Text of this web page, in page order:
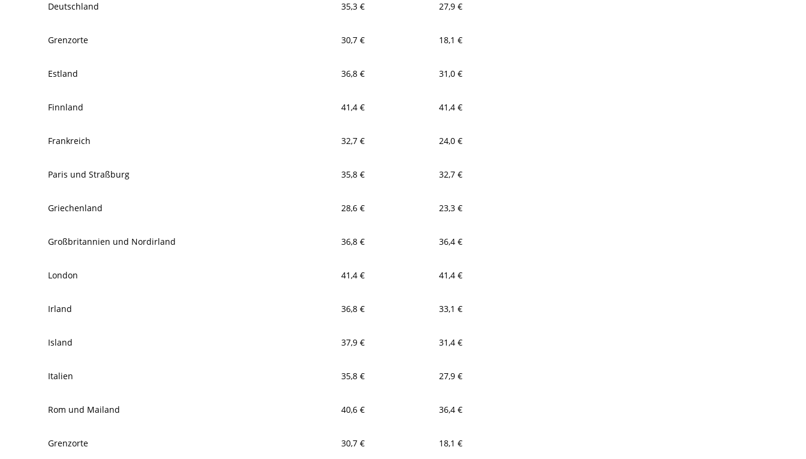
Deutschland 35,3 € 27,9 €
Grenzorte 30,7 € 18,1 €
Estland 36,8 € 31,0 €
Finnland 41,4 € 41,4 €
Frankreich 32,7 € 24,0 €
Paris und Straßburg 35,8 € 32,7 €
Griechenland 28,6 € 23,3 €
Großbritannien und Nordirland 36,8 € 36,4 €
London 41,4 € 41,4 €
Irland 36,8 € 33,1 €
Island 37,9 € 31,4 €
Italien 35,8 € 27,9 €
Rom und Mailand 40,6 € 36,4 €
Grenzorte 30,7 € 18,1 €